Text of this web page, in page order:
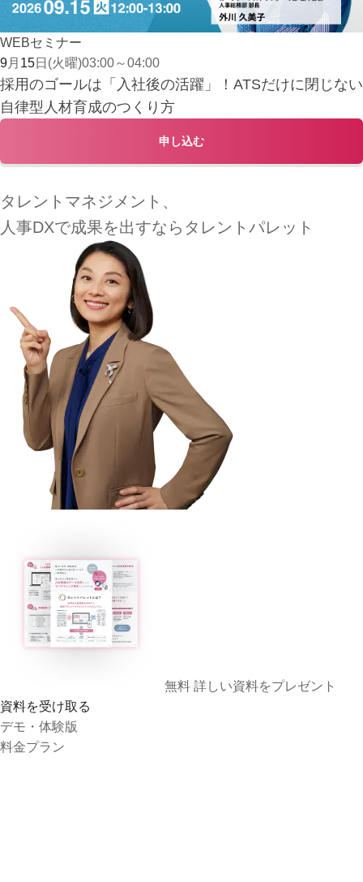
WEBセミナー
9月 15日 (火曜)03:00～04:00
採用のゴールは「入社後の活躍」！ATSだけに閉じない
自律型人材育成のつくり方
申し込む
タレントマネジメント、
人事DXで成果を出すなら タレントパレット
無料 詳しい資料をプレゼント
資料を受け取る
デモ・体験版
料金プラン